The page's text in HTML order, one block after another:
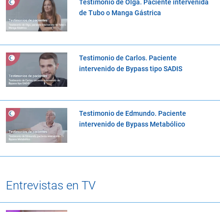
Testimonio de Olga. Paciente intervenida
de Tubo o Manga Gástrica
Testimonio de Carlos. Paciente
intervenido de Bypass tipo SADIS
Testimonio de Edmundo. Paciente
intervenido de Bypass Metabólico
Entrevistas en TV